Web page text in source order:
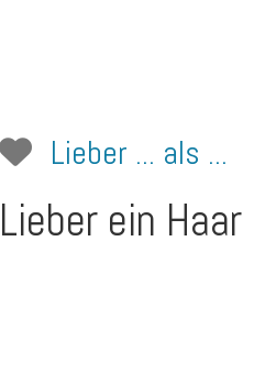
Lieber ... als ...
Lieber ein